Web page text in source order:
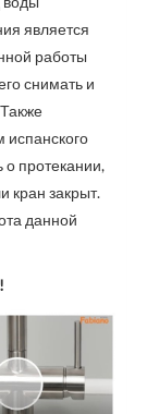
является
работы
снимать и
испанского
о протекании,
кран закрыт.
данной